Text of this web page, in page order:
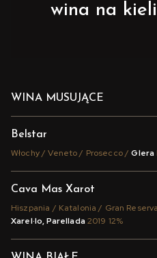
wina na
WINA MUSUJĄCE
Belstar
Włochy / Veneto / Prosecco /Glera
Cava Mas Xarot
Hiszpania / Katalonia / Gran
Xarel·lo, Parellada 2019 12%